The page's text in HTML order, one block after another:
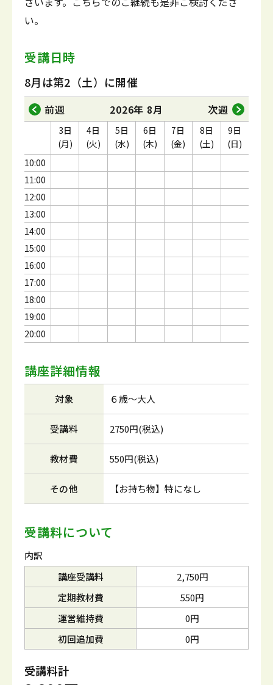
い。
受講日時
8月は第2（土）に開催
前週 2026年 8月 次週
10:00
11:00
12:00
13:00
14:00
15:00
16:00
17:00
18:00
19:00
20:00
3日
(月)
4日
(火)
5日
(水)
6日
(木)
7日
(金)
8日
(土)
9日
(日)
講座詳細情報
対象 ６歳～大人
受講料 2750円(税込)
教材費 550円(税込)
その他 【お持ち物】特になし
受講料について
内訳
講座受講料
2,750円
定期教材費
550円
運営維持費
0円
初回追加費
0円
受講料計